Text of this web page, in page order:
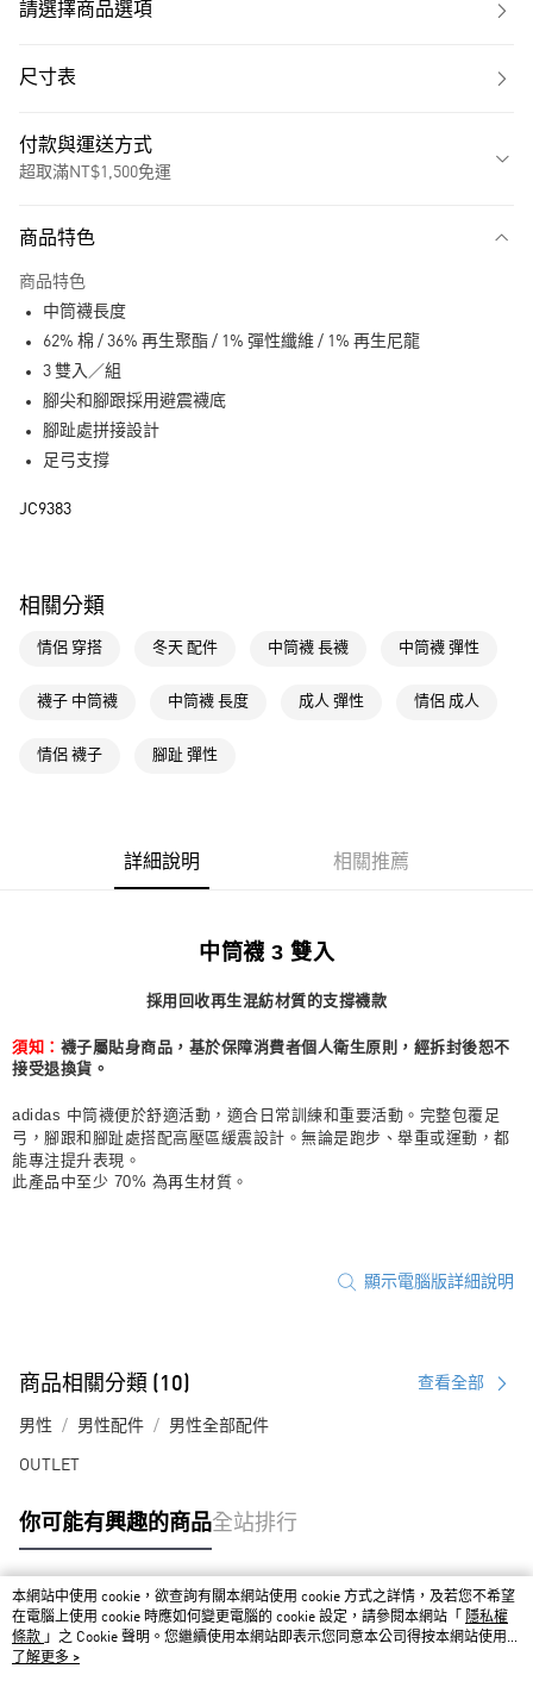
請選擇商品選項
尺寸表
付款與運送方式
超取滿NT$1,500免運
LINE Pay
每筆NT$80，滿NT$1,500(含以上)免運費
每筆NT$80，滿NT$1,500(含以上)免運費
萊爾富取貨付款
付款後萊爾富取貨
每筆NT$80，滿NT$1,500(含以上)免運費
付款後7-11取貨
每筆NT$80，滿NT$1,500(含以上)免運費
商品特色
商品特色
中筒襪長度
62% 棉 / 36% 再生聚酯 / 1% 彈性纖維 / 1% 再生尼龍
3 雙入／組
腳尖和腳跟採用避震襪底
腳趾處拼接設計
足弓支撐
JC9383
相關分類
情侶 穿搭 冬天 配件 中筒襪 長襪 中筒襪 彈性
襪子 中筒襪 中筒襪 長度 成人 彈性 情侶 成人
情侶 襪子 腳趾 彈性
詳細說明 相關推薦
中筒襪 3 雙入
採用回收再生混紡材質的支撐襪款
須知： 襪子屬貼身商品，基於保障消費者個人衛生原則，經拆封後恕不
接受退換貨。
adidas 中筒襪便於舒適活動，適合日常訓練和重要活動。完整包覆足
弓，腳跟和腳趾處搭配高壓區緩震設計。無論是跑步、舉重或運動，都
能專注提升表現。
此產品中至少 70% 為再生材質。
顯示電腦版詳細說明
商品相關分類 (10) 查看全部
男性 男性配件 男性全部配件
OUTLET
你可能有興趣的商品全站排行
熱門標籤
本網站中使用 cookie，欲查詢有關本網站使用 cookie 方式之詳情，及若您不希望
在電腦上使用 cookie 時應如何變更電腦的 cookie 設定，請參閱本網站「
隱私權
條款 」之 Cookie 聲明。您繼續使用本網站即表示您同意本公司得按本網站使用條
款之 Cookie 聲明使用 cookie。
了解更多 >